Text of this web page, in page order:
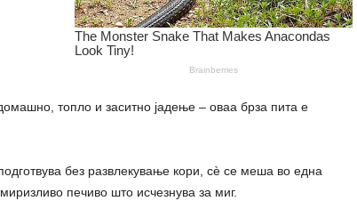
топло и заситно јадење – оваа брза пита е
без развлекување кори, сѐ се меша во една
печиво што исчезнува за миг.